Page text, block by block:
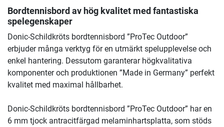
Bordtennisbord av hög kvalitet med fantastiska
spelegenskaper
Donic-Schildkröts bordtennisbord ”ProTec Outdoor”
erbjuder många verktyg för en utmärkt spelupplevelse och
enkel hantering. Dessutom garanterar högkvalitativa
komponenter och produktionen ”Made in Germany” perfekt
kvalitet med maximal hållbarhet.
Donic-Schildkröts bordtennisbord ”ProTec Outdoor” har en
6 mm tjock antracitfärgad melaminhartsplatta, som stöds